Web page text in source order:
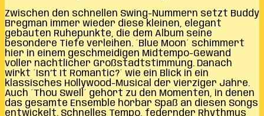
Zwischen den schnellen Swing-Nummern setzt Buddy
Bregman immer wieder diese kleinen, elegant
gebauten Ruhepunkte, die dem Album seine
besondere Tiefe verleihen. ´Blue Moon´ schimmert
hier in einem geschmeidigen Midtempo-Gewand
voller nächtlicher Großstadtstimmung. Danach
wirkt ´Isn’t It Romantic?´ wie ein Blick in ein
klassisches Hollywood-Musical der vierziger Jahre.
Auch ´Thou Swell´ gehört zu den Momenten, in denen
das gesamte Ensemble hörbar Spaß an diesen Songs
entwickelt. Schnelles Tempo, federnder Rhythmus